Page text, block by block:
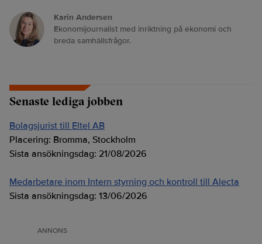
Karin Andersen
Ekonomijournalist med inriktning på ekonomi och
breda samhällsfrågor.
Senaste lediga jobben
Bolagsjurist till Eltel AB
Placering: Bromma, Stockholm
Sista ansökningsdag: 21/08/2026
Medarbetare inom Intern styrning och kontroll till Alecta
Sista ansökningsdag: 13/06/2026
ANNONS